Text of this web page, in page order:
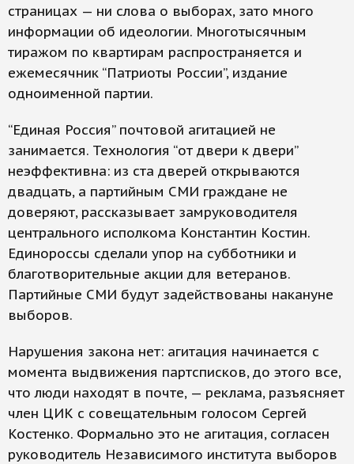
страницах — ни слова о выборах, зато много
информации об идеологии. Многотысячным
тиражом по квартирам распространяется и
ежемесячник “Патриоты России”, издание
одноименной партии.
“Единая Россия” почтовой агитацией не
занимается. Технология “от двери к двери”
неэффективна: из ста дверей открываются
двадцать, а партийным СМИ граждане не
доверяют, рассказывает замруководителя
центрального исполкома Константин Костин.
Единороссы сделали упор на субботники и
благотворительные акции для ветеранов.
Партийные СМИ будут задействованы накануне
выборов.
Нарушения закона нет: агитация начинается с
момента выдвижения партсписков, до этого все,
что люди находят в почте, — реклама, разъясняет
член ЦИК с совещательным голосом Сергей
Костенко. Формально это не агитация, согласен
руководитель Независимого института выборов